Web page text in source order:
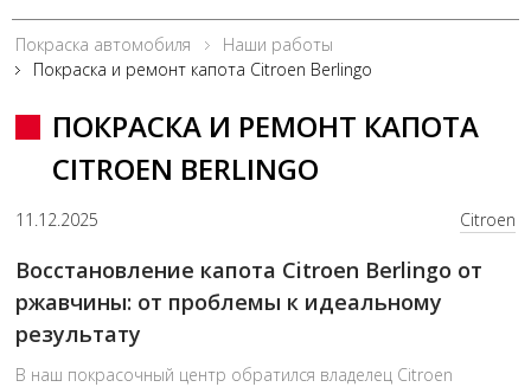
Покраска автомобиля
Наши работы
Покраска и ремонт капота Citroen Berlingo
ПОКРАСКА И РЕМОНТ КАПОТА
CITROEN BERLINGO
11.12.2025 Citroen
Восстановление капота Citroen Berlingo от
ржавчины: от проблемы к идеальному
результату
В наш покрасочный центр обратился владелец Citroen